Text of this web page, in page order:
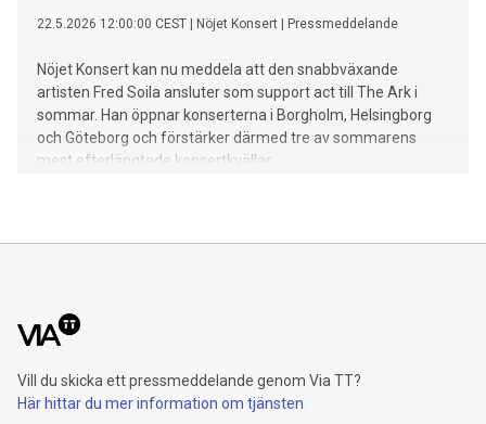
22.5.2026 12:00:00 CEST Nöjet Konsert Pressmeddelande
Nöjet Konsert kan nu meddela att den snabbväxande
artisten Fred Soila ansluter som support act till The Ark i
sommar. Han öppnar konserterna i Borgholm, Helsingborg
och Göteborg och förstärker därmed tre av sommarens
mest efterlängtade konsertkvällar.
Vill du skicka ett pressmeddelande genom Via TT?
Här hittar du mer information om tjänsten